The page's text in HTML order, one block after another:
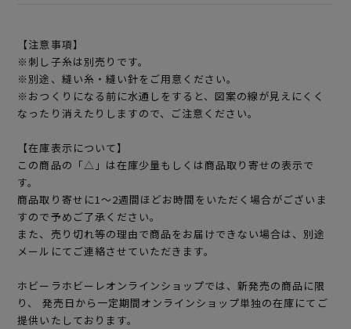
【注意事項】
※刺し子糸は別売りです。
※別途、縫い糸・縫い針をご用意ください。
※おつくりになる前に水通しをすると、図案の線が見えにくく
なったり消えたりしますので、ご注意ください。
【在庫表示について】
この商品の「△」は在庫少量もしくは商品取り寄せの表示で
す。
商品取り寄せに1～2週間ほどお時間をいただく場合がございま
すので予めご了承ください。
また、売り切れ等の理由で商品をお届けできない場合は、別途
メールにてご連絡させていただきます。
ホビーラホビーレオンラインショップでは、新発売の商品に限
り、 発売日から一定期間オンラインショップ単独の在庫にてご
提供いたしております。